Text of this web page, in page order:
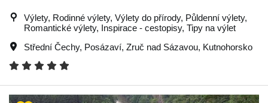
Výlety, Rodinné výlety, Výlety do přírody, Půldenní výlety,
Romantické výlety, Inspirace - cestopisy, Tipy na výlet
Střední Čechy, Posázaví, Zruč nad Sázavou, Kutnohorsko